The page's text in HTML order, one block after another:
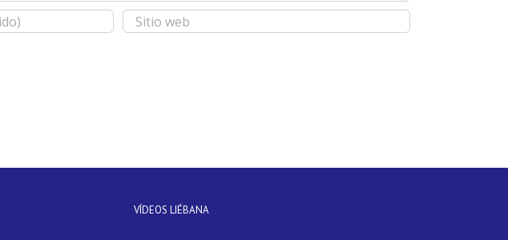
VÍDEOS LIÉBANA